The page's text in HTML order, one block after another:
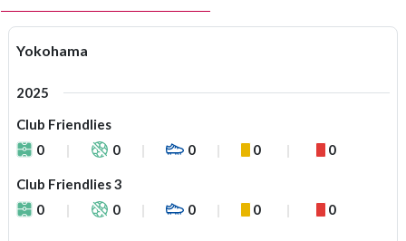
Yokohama
2025
Club Friendlies
0
0 0 0 0
Club Friendlies 3
0
0 0 0 0